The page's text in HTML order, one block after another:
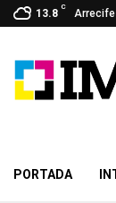
13.8
C
PORTADA